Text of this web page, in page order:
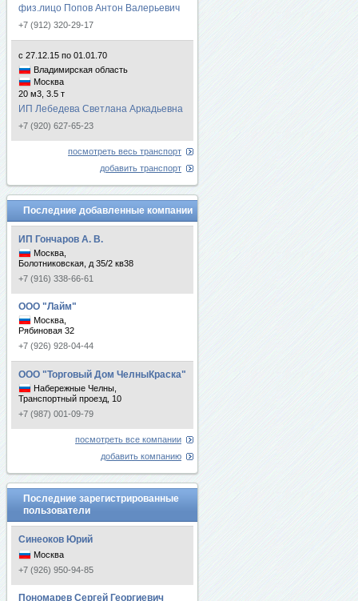
физ.лицо Попов Антон Валерьевич
+7 (912) 320-29-17
с 27.12.15 по 01.01.70
Владимирская область
Москва
20 м3, 3.5 т
ИП Лебедева Светлана Аркадьевна
+7 (920) 627-65-23
посмотреть весь транспорт
добавить транспорт
Последние добавленные компании
ИП Гончаров А. В.
Москва,
Болотниковская, д 35/2 кв38
+7 (916) 338-66-61
ООО "Лайм"
Москва,
Рябиновая 32
+7 (926) 928-04-44
ООО "Торговый Дом ЧелныКраска"
Набережные Челны,
Транспортный проезд, 10
+7 (987) 001-09-79
посмотреть все компании
добавить компанию
Последние зарегистрированные
пользователи
Синеоков Юрий
Москва
+7 (926) 950-94-85
Пономарев Сергей Георгиевич